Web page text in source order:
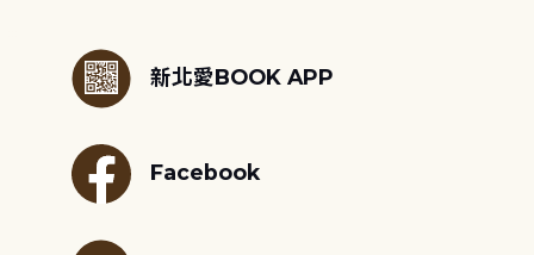
新北愛BOOK APP
Facebook